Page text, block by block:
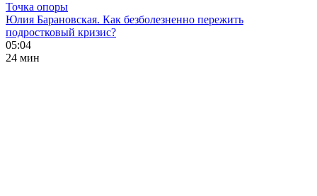
Точка опоры
Юлия Барановская. Как безболезненно пережить
подростковый кризис?
05:04
24 мин